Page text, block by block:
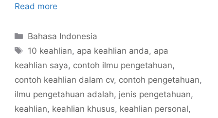
Read more
Categories
Bahasa Indonesia
Tags
10 keahlian, apa keahlian anda, apa
keahlian saya, contoh ilmu pengetahuan,
contoh keahlian dalam cv, contoh pengetahuan,
ilmu pengetahuan adalah, jenis pengetahuan,
keahlian, keahlian khusus, keahlian personal,